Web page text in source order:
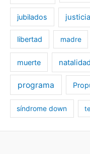
jubilados justicia
libertad madre
muerte natalidad
programa
síndrome down